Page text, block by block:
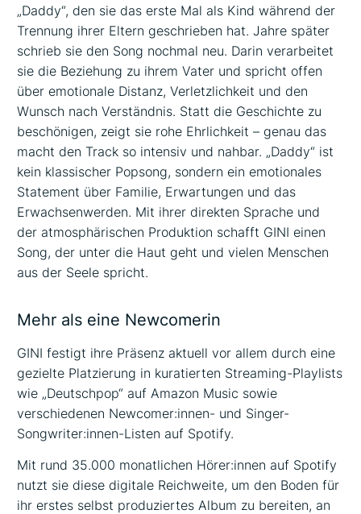
„Daddy“, den sie das erste Mal als Kind während der
Trennung ihrer Eltern geschrieben hat. Jahre später
schrieb sie den Song nochmal neu. Darin verarbeitet
sie die Beziehung zu ihrem Vater und spricht offen
über emotionale Distanz, Verletzlichkeit und den
Wunsch nach Verständnis. Statt die Geschichte zu
beschönigen, zeigt sie rohe Ehrlichkeit – genau das
macht den Track so intensiv und nahbar. „Daddy“ ist
kein klassischer Popsong, sondern ein emotionales
Statement über Familie, Erwartungen und das
Erwachsenwerden. Mit ihrer direkten Sprache und
der atmosphärischen Produktion schafft GINI einen
Song, der unter die Haut geht und vielen Menschen
aus der Seele spricht.
Mehr als eine Newcomerin
GINI festigt ihre Präsenz aktuell vor allem durch eine
gezielte Platzierung in kuratierten Streaming-Playlists
wie „Deutschpop“ auf Amazon Music sowie
verschiedenen Newcomer:innen- und Singer-
Songwriter:innen-Listen auf Spotify.
Mit rund 35.000 monatlichen Hörer:innen auf Spotify
nutzt sie diese digitale Reichweite, um den Boden für
ihr erstes selbst produziertes Album zu bereiten, an